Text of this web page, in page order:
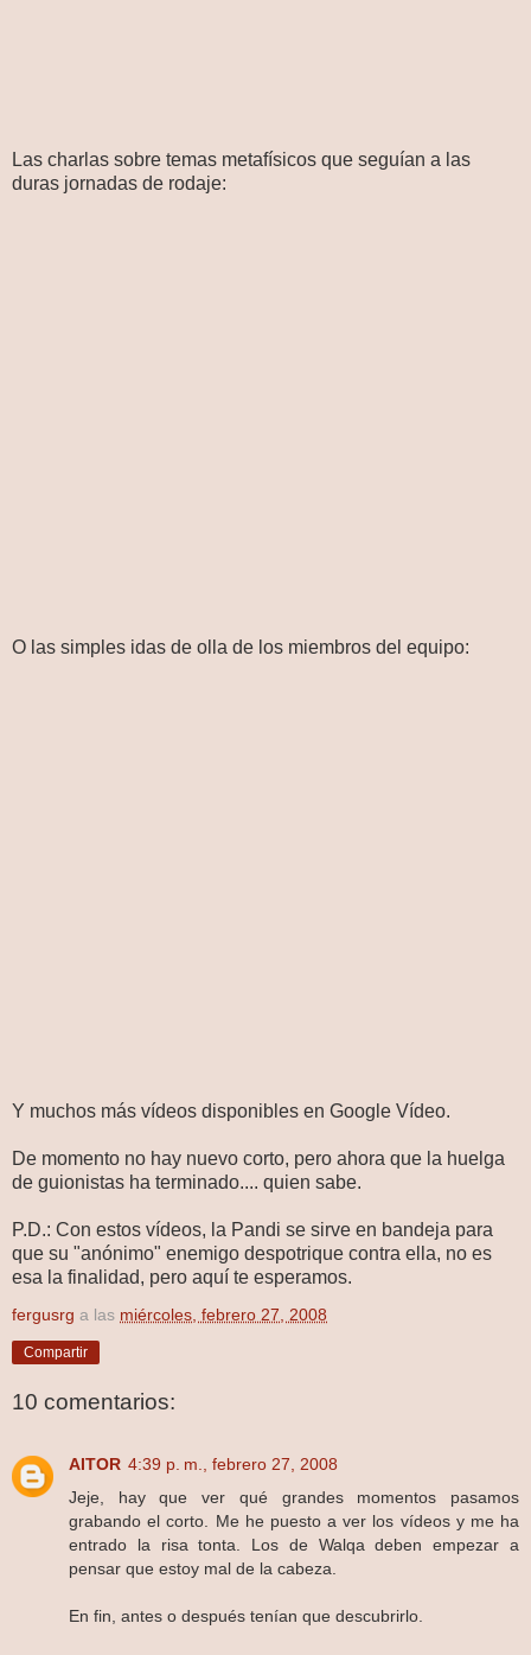
Las charlas sobre temas metafísicos que seguían a las
duras jornadas de rodaje:
O las simples idas de olla de los miembros del equipo:
Y muchos más vídeos disponibles en Google Vídeo.
De momento no hay nuevo corto, pero ahora que la huelga
de guionistas ha terminado.... quien sabe.
P.D.: Con estos vídeos, la Pandi se sirve en bandeja para
que su "anónimo" enemigo despotrique contra ella, no es
esa la finalidad, pero aquí te esperamos.
fergusrg a las miércoles, febrero 27, 2008
Compartir
10 comentarios:
AITOR 4:39 p. m., febrero 27, 2008
Jeje, hay que ver qué grandes momentos pasamos
grabando el corto. Me he puesto a ver los vídeos y me ha
entrado la risa tonta. Los de Walqa deben empezar a
pensar que estoy mal de la cabeza.
En fin, antes o después tenían que descubrirlo.